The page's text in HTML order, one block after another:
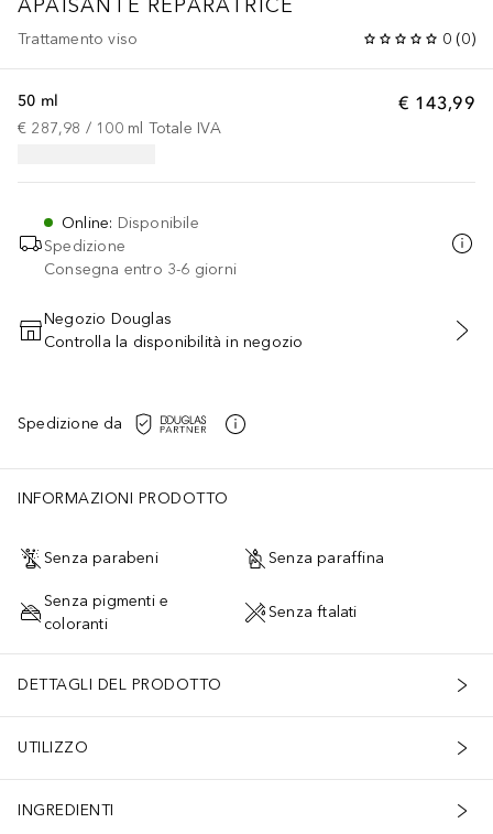
APAISANTE RÉPARATRICE
Trattamento viso 0 (0)
€ 143,99
50 ml
€ 287,98 / 100 ml Totale IVA
Online: Disponibile
Spedizione
Consegna entro 3-6 giorni
AGGIUNGI AL CARRELLO
Negozio Douglas
Controlla la disponibilità in negozio
Spedizione da
INFORMAZIONI PRODOTTO
Senza parabeni Senza paraffina
Senza pigmenti e
coloranti
Senza ftalati
DETTAGLI DEL PRODOTTO
UTILIZZO
INGREDIENTI